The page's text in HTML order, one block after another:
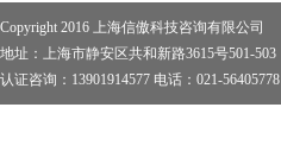
Copyright 2016 上海信傲科技咨询有限公司
地址：上海市静安区共和新路3615号501-503
认证咨询：13901914577 电话：021-56405778